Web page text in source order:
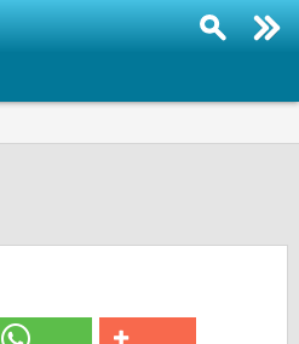
Veranstaltungen